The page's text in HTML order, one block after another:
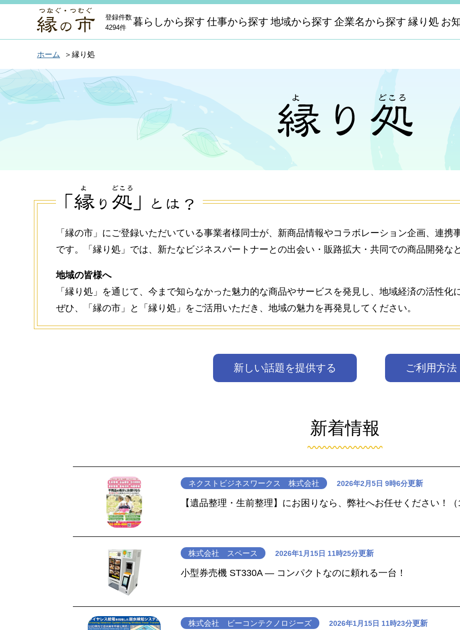
登録件数
4294件
暮らしから探す 仕事から探す 地域から探す 企業名から探す 縁り処 お
ホーム 縁り処
「縁の市」にご登録いただいている事業者様同士が、新商品情報やコラボレーション企画、連
です。「縁り処」では、新たなビジネスパートナーとの出会い・販路拡大・共同での商品開発な
地域の皆様へ
「縁り処」を通じて、今まで知らなかった魅力的な商品やサービスを発見し、地域経済の活性化
ぜひ、「縁の市」と「縁り処」をご活用いただき、地域の魅力を再発見してください。
新しい話題を提供する ご利用方法
新着情報
ネクストビジネスワークス 株式会社 2026年2月5日 9時6分更新
【遺品整理・生前整理】にお困りなら、弊社へお任せください！
株式会社 スペース 2026年1月15日 11時25分更新
小型券売機 ST330A ― コンパクトなのに頼れる一台！
株式会社 ビーコンテクノロジーズ 2026年1月15日 11時23分更新